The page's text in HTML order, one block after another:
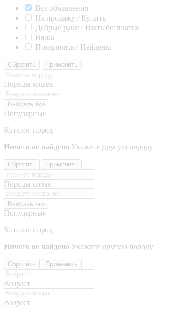
Все объявления
На продажу / Купить
Добрые руки / Взять бесплатно
Вязка
Потерялись / Найдены
Сбросить Применить
Породы кошек
Выбрать все
Популярные
Каталог пород
Ничего не найдено Укажите другую породу
Сбросить Применить
Породы собак
Выбрать все
Популярные
Каталог пород
Ничего не найдено Укажите другую породу
Сбросить Применить
Возраст
Возраст